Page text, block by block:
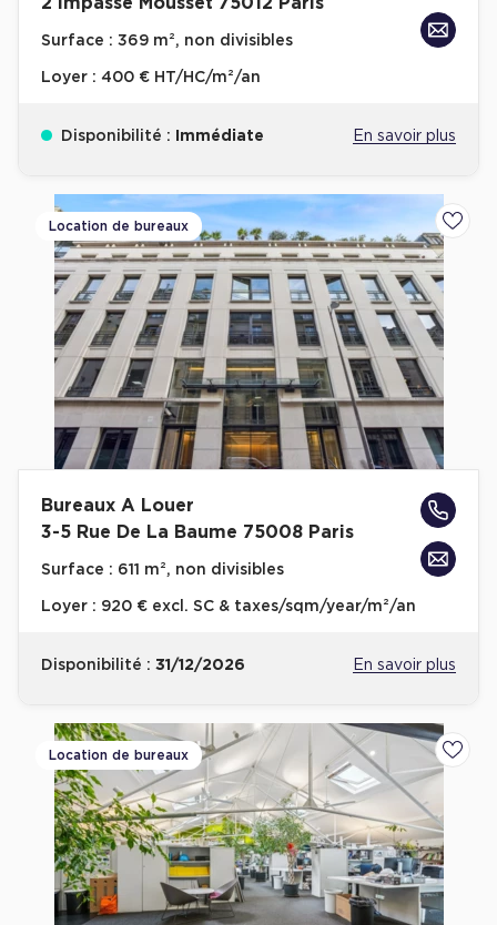
Surface : 369 m², non divisibles
Loyer : 400 € HT/HC/m²/an
Disponibilité : Immédiate En savoir plus
Location de bureaux
Bureaux A Louer
3-5 Rue De La Baume 75008 Paris
Surface : 611 m², non divisibles
Loyer : 920 € excl. SC & taxes/sqm/year/m²/an
Disponibilité : 31/12/2026 En savoir plus
Location de bureaux